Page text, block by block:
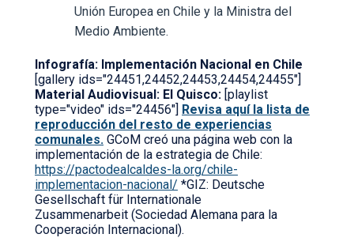
Unión Europea en Chile y la Ministra del
Medio Ambiente.
Infografía: Implementación Nacional en Chile
[gallery ids="24451,24452,24453,24454,24455"]
Material Audiovisual: El Quisco: [playlist
type="video" ids="24456"] Revisa aquí la lista de
reproducción del resto de experiencias
comunales. GCoM creó una página web con la
implementación de la estrategia de Chile:
https://pactodealcaldes-la.org/chile-
implementacion-nacional/ *GIZ: Deutsche
Gesellschaft für Internationale
Zusammenarbeit (Sociedad Alemana para la
Cooperación Internacional).